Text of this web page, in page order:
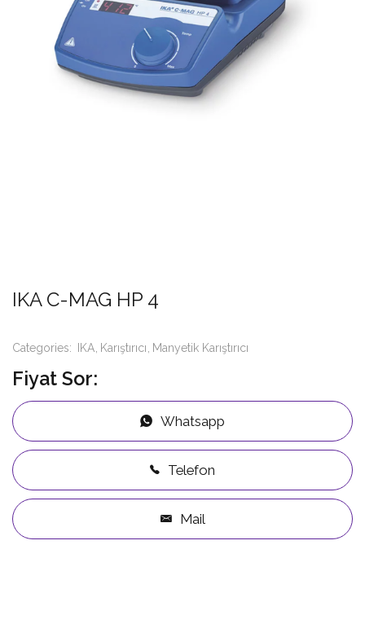
IKA C-MAG HP 4
Categories: IKA Karıştırıcı Manyetik Karıştırıcı
Fiyat Sor:
Whatsapp
Telefon
Mail